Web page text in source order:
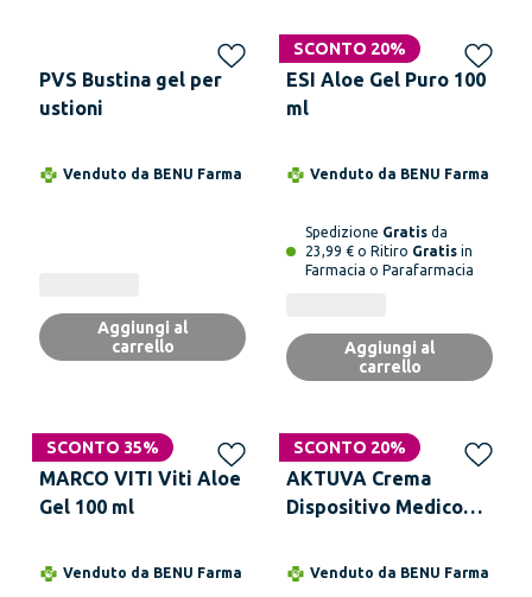
PVS Bustina gel per
ustioni
Venduto da BENU Farma
Aggiungi al
carrello
SCONTO 20%
ESI Aloe Gel Puro 100
ml
Venduto da BENU Farma
Spedizione Gratis da
23,99 € o Ritiro Gratis in
Farmacia o Parafarmacia
Aggiungi al
carrello
SCONTO 35%
MARCO VITI Viti Aloe
Gel 100 ml
Venduto da BENU Farma
SCONTO 20%
AKTUVA Crema
Dispositivo Medico
Venduto da BENU Farma